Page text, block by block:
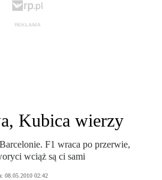
Kubica wierzy
F1 wraca po przerwie,
wciąż są ci sami
08.05.2010 02:42